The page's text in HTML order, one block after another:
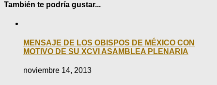
También te podría gustar...
MENSAJE DE LOS OBISPOS DE MÉXICO CON
MOTIVO DE SU XCVI ASAMBLEA PLENARIA
noviembre 14, 2013